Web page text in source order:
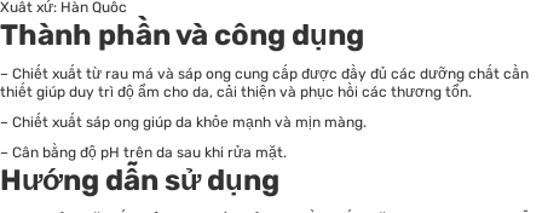
Xuất xứ: Hàn Quốc
Thành phần và công dụng
– Chiết xuất từ rau má và sáp ong cung cấp được đầy đủ các dưỡng chất cần
thiết giúp duy trì độ ẩm cho da, cải thiện và phục hồi các thương tổn.
– Chiết xuất sáp ong giúp da khỏe mạnh và mịn màng.
– Cân bằng độ pH trên da sau khi rửa mặt.
Hướng dẫn sử dụng